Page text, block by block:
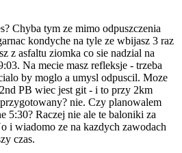
Chyba tym ze mimo odpuszczenia
kondyche na tyle ze wbijasz 3 raz
z asfaltu ziomka co sie nadzial na
Na mecie masz refleksje - trzeba
by moglo a umysl odpuscil. Moze
PB wiec jest git - i to przy 2km
nie. Czy planowalem
5:30? Raczej nie ale te baloniki za
i wiadomo ze na kazdych zawodach
czas.